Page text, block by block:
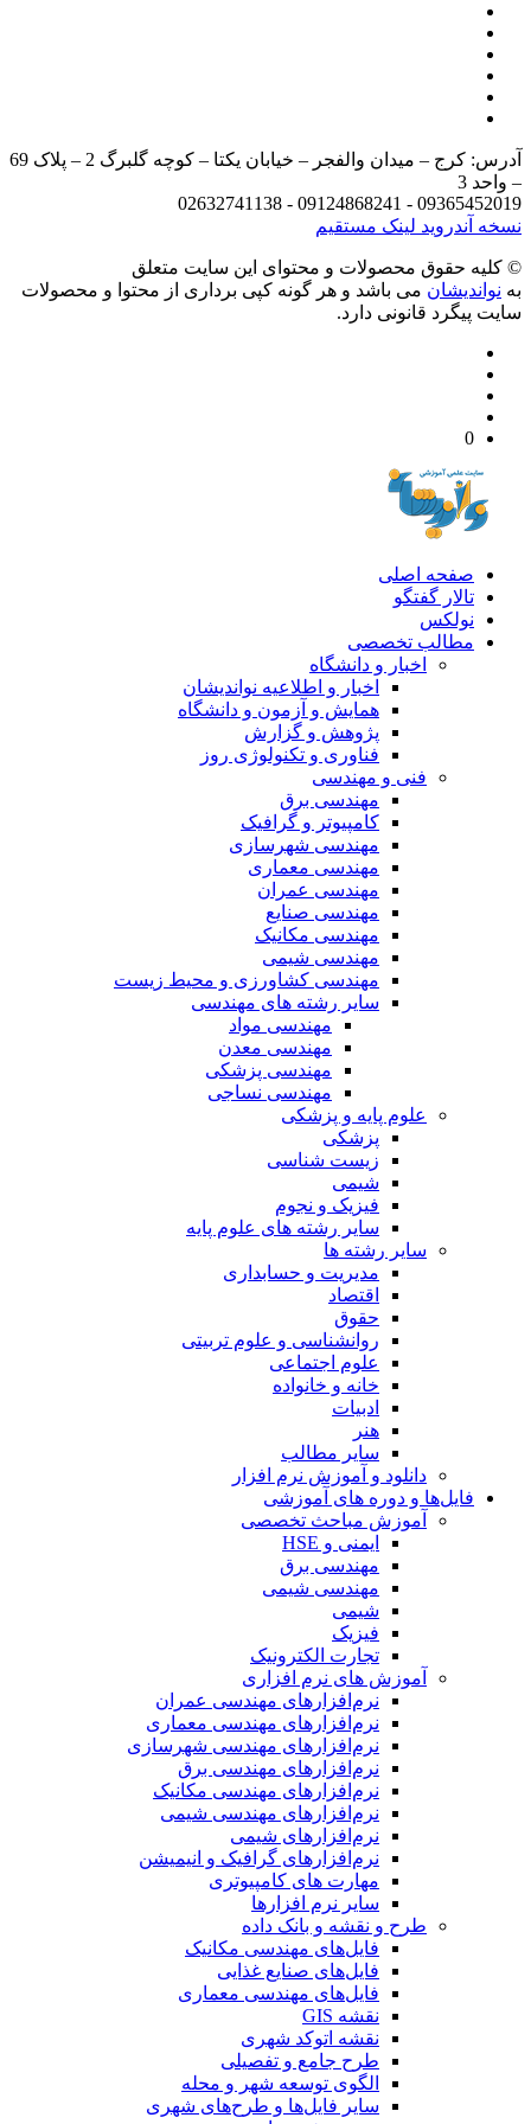
آدرس: کرج – میدان والفجر – خیابان یکتا – کوچه گلبرگ 2 – پلاک 69
3
09365452019 - 09124868241 -
آندرویدلینک مستقیم
حقوق محصولات و محتوای اين سایت متعلق
می باشد و هر گونه کپی برداری از محتوا و محصولات
پیگرد قانونی دارد.
صفحه اصلی
تالار گفتگو
نولکس
مطالب تخصصی
اخبار و دانشگاه
اخبار و اطلاعیه نواندیشان
همایش و آزمون و دانشگاه
پژوهش و گزارش
فناوری و تکنولوژی روز
فنی و مهندسی
مهندسی برق
کامپیوتر و گرافیک
مهندسی شهرسازی
مهندسی معماری
مهندسی عمران
مهندسی صنایع
مهندسی مکانیک
مهندسی شیمی
مهندسی کشاورزی و محیط زیست
سایر رشته های مهندسی
مهندسی مواد
مهندسی معدن
مهندسی پزشکی
مهندسی نساجی
علوم پایه و پزشکی
پزشکی
زیست شناسی
شیمی
فیزیک و نجوم
سایر رشته های علوم پایه
سایر رشته ها
مدیریت و حسابداری
اقتصاد
حقوق
روانشناسی و علوم تربیتی
علوم اجتماعی
خانه و خانواده
ادبیات
هنر
سایر مطالب
دانلود و آموزش نرم افزار
فایل‌ها و دوره های آموزشی
آموزش مباحث تخصصی
ایمنی و HSE
مهندسی برق
مهندسی شیمی
شیمی
فیزیک
تجارت الکترونیک
آموزش های نرم افزاری
نرم‌افزارهای مهندسی عمران
نرم‌افزارهای مهندسی معماری
نرم‌افزارهای مهندسی شهرسازی
نرم‌افزارهای مهندسی برق
نرم‌افزارهای مهندسی مکانیک
نرم‌افزارهای مهندسی شیمی
نرم‌افزارهای شیمی
نرم‌افزارهای گرافیک و انیمیشن
مهارت های کامپیوتری
سایر نرم افزارها
طرح و نقشه و بانک داده
فایل‌های مهندسی مکانیک
فایل‌های صنایع غذایی
فایل‌های مهندسی معماری
نقشه GIS
نقشه اتوکد شهری
طرح جامع و تفصیلی
الگوی توسعه شهر و محله
سایر فایل‌ها و طرح‌های شهری